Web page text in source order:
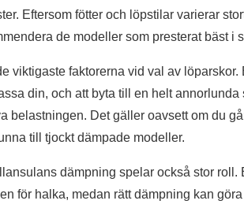
Eftersom fötter och löpstilar varierar
de modeller som presterat bäst i
viktigaste faktorerna vid val av
din, och att byta till en helt
belastningen. Det gäller oavsett om du
till tjockt dämpade modeller.
dämpning spelar också stor roll.
för halka, medan rätt dämpning kan